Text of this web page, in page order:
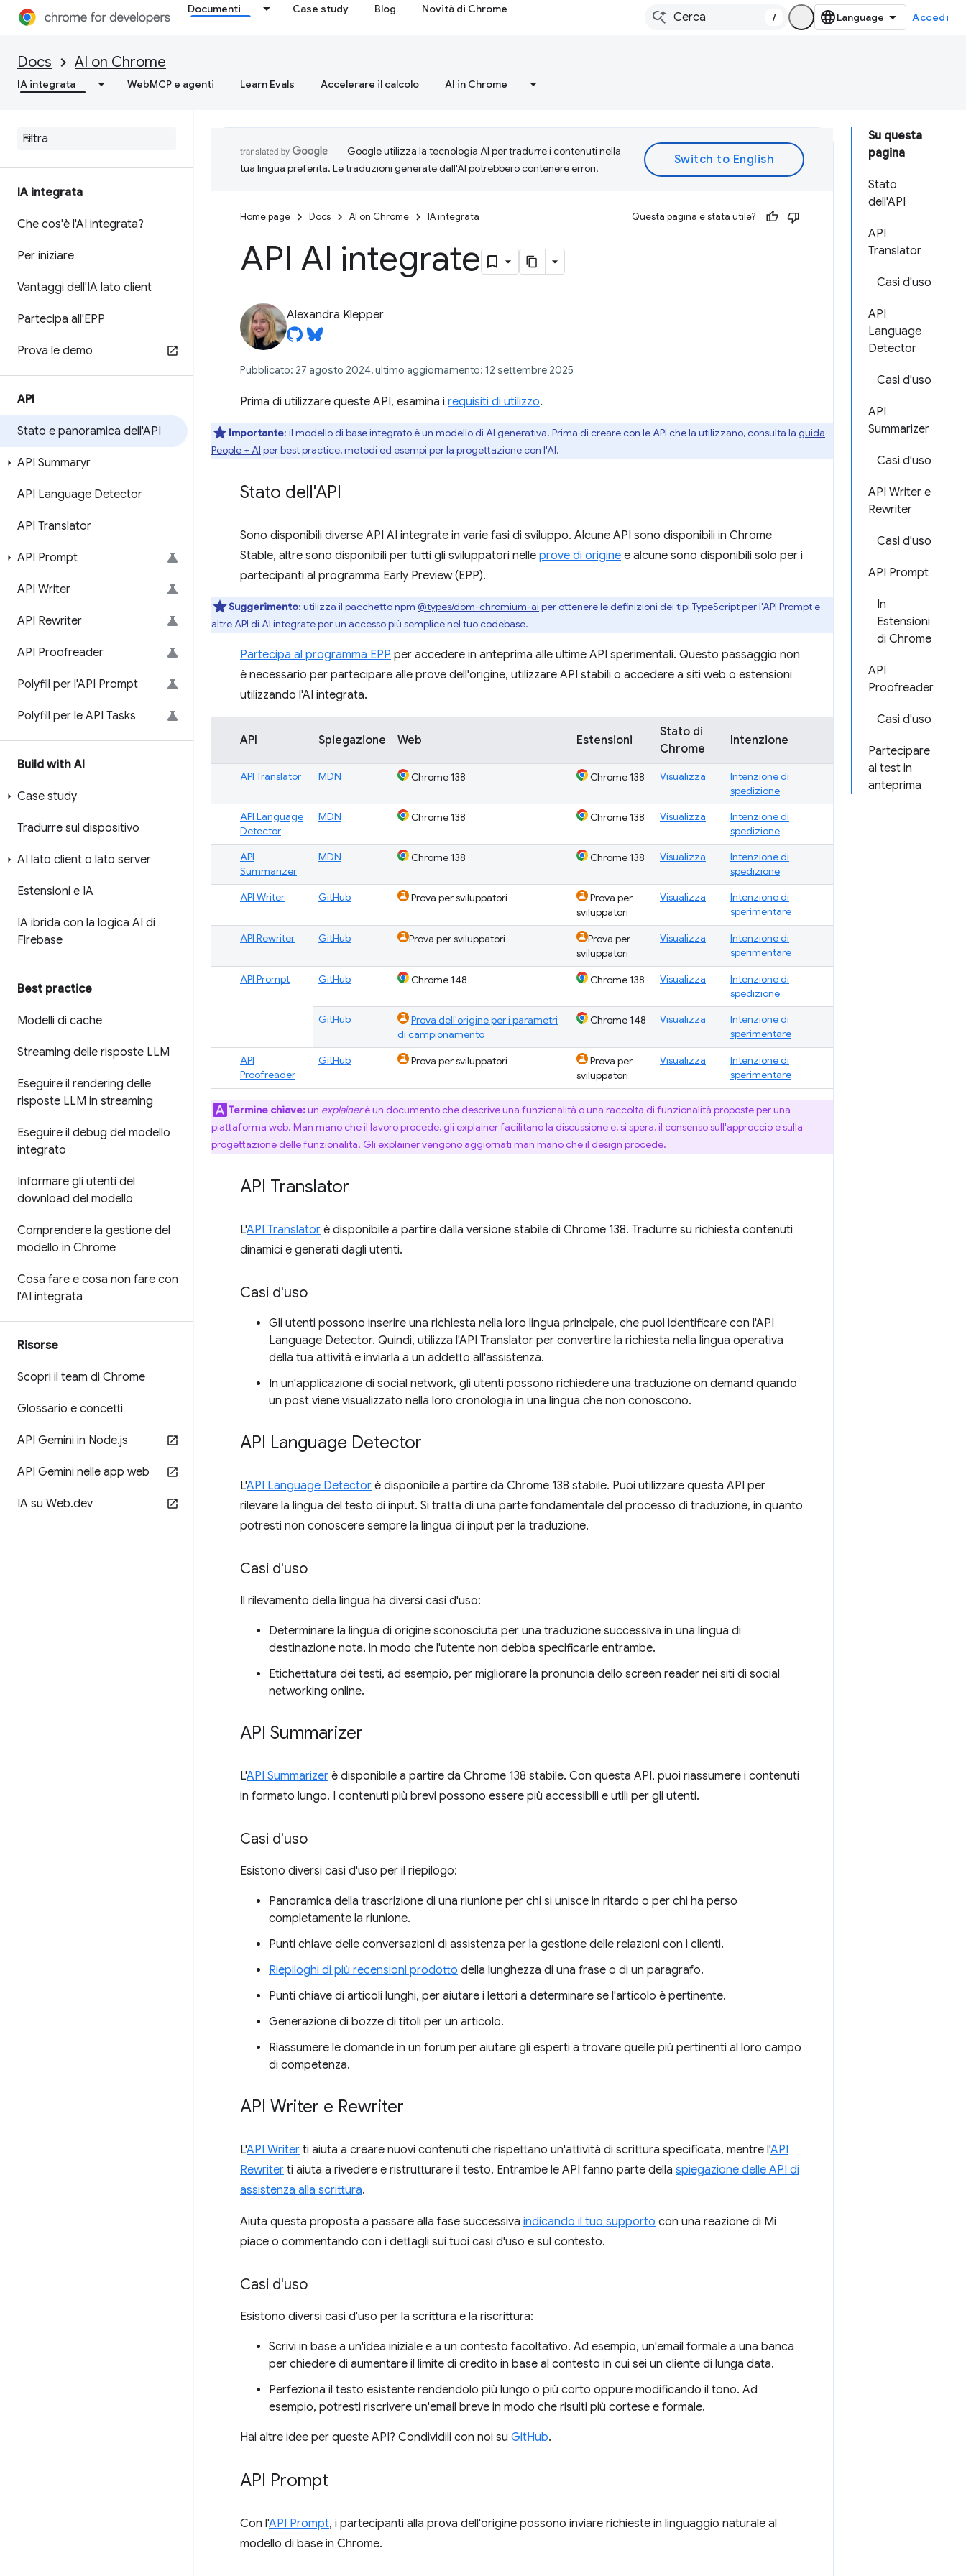
Documenti Case study Blog Novità di Chrome
/ Accedi
Docs AI on Chrome
IA integrata WebMCP e agenti Learn Evals Accelerare il calcolo AI in Chrome
IA integrata
Che cos'è l'AI integrata?
Per iniziare
Vantaggi dell'IA lato client
Partecipa all'EPP
Prova le demo
API
Stato e panoramica dell'API
API Summaryr
API Language Detector
API Translator
API Prompt
API Writer
API Rewriter
API Proofreader
Polyfill per l'API Prompt
Polyfill per le API Tasks
Build with AI
Case study
Tradurre sul dispositivo
AI lato client o lato server
Estensioni e IA
IA ibrida con la logica AI di
Firebase
Best practice
Modelli di cache
Streaming delle risposte LLM
Eseguire il rendering delle
risposte LLM in streaming
Eseguire il debug del modello
integrato
Informare gli utenti del
download del modello
Comprendere la gestione del
modello in Chrome
Cosa fare e cosa non fare con
l'AI integrata
Risorse
Scopri il team di Chrome
Glossario e concetti
API Gemini in Node.js
API Gemini nelle app web
IA su Web.dev
Su questa
pagina
Stato
dell'API
API
Translator
Casi d'uso
API
Language
Detector
Casi d'uso
API
Summarizer
Casi d'uso
API Writer e
Rewriter
Casi d'uso
API Prompt
In
Estensioni
di Chrome
API
Proofreader
Casi d'uso
Partecipare
ai test in
anteprima
Google utilizza la tecnologia AI per tradurre i contenuti nella
tua lingua preferita. Le traduzioni generate dall'AI potrebbero contenere errori.
Home page Docs AI on Chrome IA integrata Questa pagina è stata utile?
API AI integrate
Alexandra Klepper
Pubblicato: 27 agosto 2024, ultimo aggiornamento: 12 settembre 2025
Prima di utilizzare queste API, esamina i requisiti di utilizzo.
Importante: il modello di base integrato è un modello di AI generativa. Prima di creare con le API che la utilizzano, consulta la guida
People + AI per best practice, metodi ed esempi per la progettazione con l'AI.
Stato dell'API
Sono disponibili diverse API AI integrate in varie fasi di sviluppo. Alcune API sono disponibili in Chrome
Stable, altre sono disponibili per tutti gli sviluppatori nelle prove di origine e alcune sono disponibili solo per i
partecipanti al programma Early Preview (EPP).
Suggerimento: utilizza il pacchetto npm @types/dom-chromium-ai per ottenere le definizioni dei tipi TypeScript per l'API Prompt e
altre API di AI integrate per un accesso più semplice nel tuo codebase.
Partecipa al programma EPP per accedere in anteprima alle ultime API sperimentali. Questo passaggio non
è necessario per partecipare alle prove dell'origine, utilizzare API stabili o accedere a siti web o estensioni
utilizzando l'AI integrata.
API Spiegazione Web Estensioni
Stato di
Chrome
Intenzione
API Translator MDN Chrome 138 Chrome 138 Visualizza
Intenzione di
spedizione
API Language
Detector
MDN Chrome 138 Chrome 138 Visualizza
Intenzione di
spedizione
API
Summarizer
MDN Chrome 138 Chrome 138 Visualizza
Intenzione di
spedizione
API Writer
GitHub Prova per sviluppatori
Prova per
sviluppatori
Visualizza
Intenzione di
sperimentare
API Rewriter GitHub Prova per sviluppatori
Prova per
sviluppatori
Visualizza
Intenzione di
sperimentare
API Prompt GitHub Chrome 148 Chrome 138 Visualizza
Intenzione di
spedizione
GitHub
Prova dell'origine per i parametri
di campionamento
Chrome 148 Visualizza
Intenzione di
sperimentare
API
Proofreader
GitHub Prova per sviluppatori
Prova per
sviluppatori
Visualizza
Intenzione di
sperimentare
Termine chiave:un explainerè un documento che descrive una funzionalità o una raccolta di funzionalità proposte per una
piattaforma web. Man mano che il lavoro procede, gli explainer facilitano la discussione e, si spera, il consenso sull'approccio e sulla
progettazione delle funzionalità. Gli explainer vengono aggiornati man mano che il design procede.
API Translator
L'API Translator è disponibile a partire dalla versione stabile di Chrome 138. Tradurre su richiesta contenuti
dinamici e generati dagli utenti.
Casi d'uso
Gli utenti possono inserire una richiesta nella loro lingua principale, che puoi identificare con l'API
Language Detector. Quindi, utilizza l'API Translator per convertire la richiesta nella lingua operativa
della tua attività e inviarla a un addetto all'assistenza.
In un'applicazione di social network, gli utenti possono richiedere una traduzione on demand quando
un post viene visualizzato nella loro cronologia in una lingua che non conoscono.
API Language Detector
L'API Language Detector è disponibile a partire da Chrome 138 stabile. Puoi utilizzare questa API per
rilevare la lingua del testo di input. Si tratta di una parte fondamentale del processo di traduzione, in quanto
potresti non conoscere sempre la lingua di input per la traduzione.
Casi d'uso
Il rilevamento della lingua ha diversi casi d'uso:
Determinare la lingua di origine sconosciuta per una traduzione successiva in una lingua di
destinazione nota, in modo che l'utente non debba specificarle entrambe.
Etichettatura dei testi, ad esempio, per migliorare la pronuncia dello screen reader nei siti di social
networking online.
API Summarizer
L'API Summarizer è disponibile a partire da Chrome 138 stabile. Con questa API, puoi riassumere i contenuti
in formato lungo. I contenuti più brevi possono essere più accessibili e utili per gli utenti.
Casi d'uso
Esistono diversi casi d'uso per il riepilogo:
Panoramica della trascrizione di una riunione per chi si unisce in ritardo o per chi ha perso
completamente la riunione.
Punti chiave delle conversazioni di assistenza per la gestione delle relazioni con i clienti.
Riepiloghi di più recensioni prodotto della lunghezza di una frase o di un paragrafo.
Punti chiave di articoli lunghi, per aiutare i lettori a determinare se l'articolo è pertinente.
Generazione di bozze di titoli per un articolo.
Riassumere le domande in un forum per aiutare gli esperti a trovare quelle più pertinenti al loro campo
di competenza.
API Writer e Rewriter
L'API Writer ti aiuta a creare nuovi contenuti che rispettano un'attività di scrittura specificata, mentre l'API
Rewriter ti aiuta a rivedere e ristrutturare il testo. Entrambe le API fanno parte della spiegazione delle API di
assistenza alla scrittura.
Aiuta questa proposta a passare alla fase successiva indicando il tuo supporto con una reazione di Mi
piace o commentando con i dettagli sui tuoi casi d'uso e sul contesto.
Casi d'uso
Esistono diversi casi d'uso per la scrittura e la riscrittura:
Scrivi in base a un'idea iniziale e a un contesto facoltativo. Ad esempio, un'email formale a una banca
per chiedere di aumentare il limite di credito in base al contesto in cui sei un cliente di lunga data.
Perfeziona il testo esistente rendendolo più lungo o più corto oppure modificando il tono. Ad
esempio, potresti riscrivere un'email breve in modo che risulti più cortese e formale.
Hai altre idee per queste API? Condividili con noi su GitHub.
API Prompt
Con l'API Prompt, i partecipanti alla prova dell'origine possono inviare richieste in linguaggio naturale al
modello di base in Chrome.